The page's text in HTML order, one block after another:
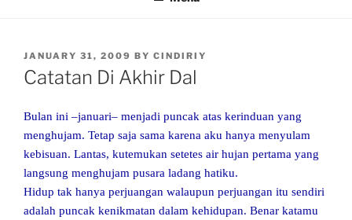
POSTED
ON
JANUARY 31, 2009 BY CINDIRIY
Catatan Di Akhir Dal
Bulan ini –januari– menjadi puncak atas kerinduan yang
menghujam. Tetap saja sama karena aku hanya menyulam
kebisuan. Lantas, kutemukan setetes air hujan pertama yang
langsung menghujam pusara ladang hatiku.
Hidup tak hanya perjuangan walaupun perjuangan itu sendiri
adalah puncak kenikmatan dalam kehidupan. Benar katamu